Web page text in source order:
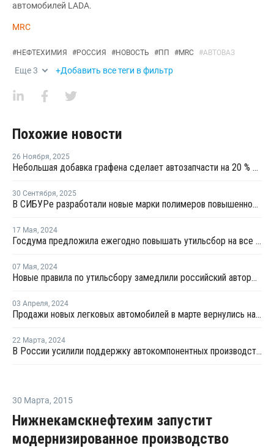
автомобилей LADA.
MRC
#НЕФТЕХИМИЯ #РОССИЯ #НОВОСТЬ #ПП #MRC #АВТОВАЗ
Еще3 +Добавить все теги в фильтр
Похожие новости
26 Ноября, 2025
Небольшая добавка графена сделает автозапчасти на 20 % прочнее и на 18 % легче
30 Сентября, 2025
В СИБУРе разработали новые марки полимеров повышенной прочности
17 Мая, 2024
Госдума предложила ежегодно повышать утильсбор на все автомобили
07 Мая, 2024
Новые правила по утильсбору замедлили российский авторынок в апреле
03 Апреля, 2024
Продажи новых легковых автомобилей в марте вернулись на докризисный уровень
22 Марта, 2024
В России усилили поддержку автокомпонентных производств деньгами ФРП
30 Марта, 2015
Нижнекамскнефтехим запустит
модернизированное производство